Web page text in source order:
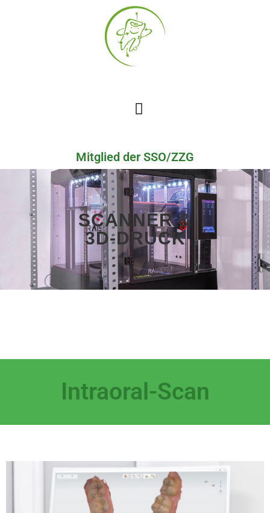
Mitglied der SSO/ZZG
SCANNER &
3D-DRUCK
Intraoral-Scan